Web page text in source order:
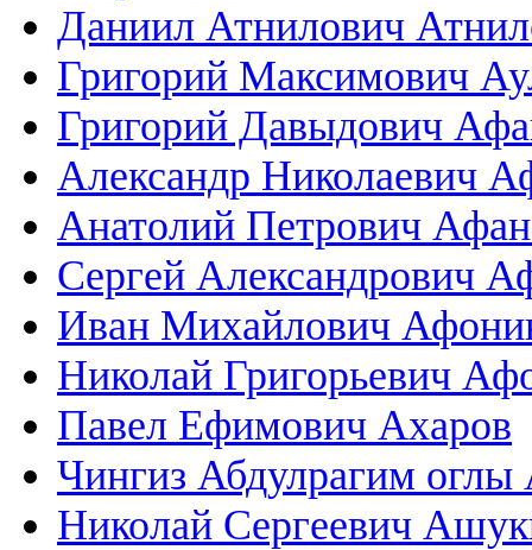
Даниил Атнилович
Григорий Максимович
Григорий Давыдович
Александр Николаевич
Анатолий Петрович
Сергей Александрович
Иван Михайлович
Николай Григорьевич
Павел Ефимович Ахаров
Чингиз Абдулрагим оглы
Николай Сергеевич